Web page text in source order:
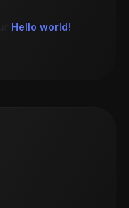
Hello world!